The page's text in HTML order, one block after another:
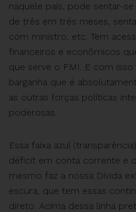
naquele país, pode sentar-
de três em três meses,
com ministro, etc. Tem
financeiros e econômicos
que serve o FMI. E com
barganha que é
as outras forças políticas
poderosas.
Essa faixa azul
déficit em conta corrente e
mesmo faz a nossa Dívida
escura, que tem essas
direto. Acima dessa linha